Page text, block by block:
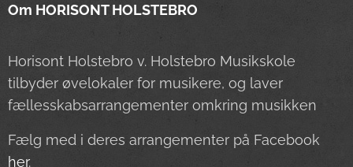
Om HORISONT HOLSTEBRO
Horisont Holstebro v. Holstebro Musikskole
tilbyder øvelokaler for musikere, og laver
fællesskabsarrangementer omkring musikken
Fælg med i deres arrangementer på Facebook
her.